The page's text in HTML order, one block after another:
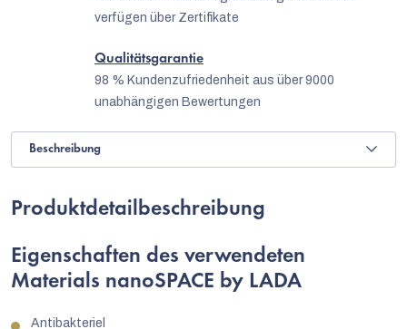
verfügen über Zertifikate
Qualitätsgarantie
98 % Kundenzufriedenheit aus über 9000
unabhängigen Bewertungen
Beschreibung
Produktdetailbeschreibung
Eigenschaften des verwendeten
Materials nanoSPACE by LADA
Antibakteriel